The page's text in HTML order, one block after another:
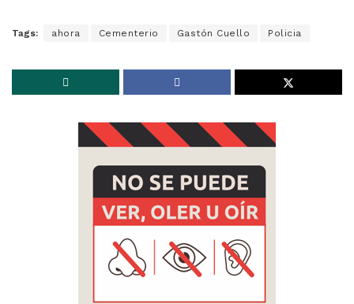
Tags: ahora Cementerio Gastón Cuello Policia